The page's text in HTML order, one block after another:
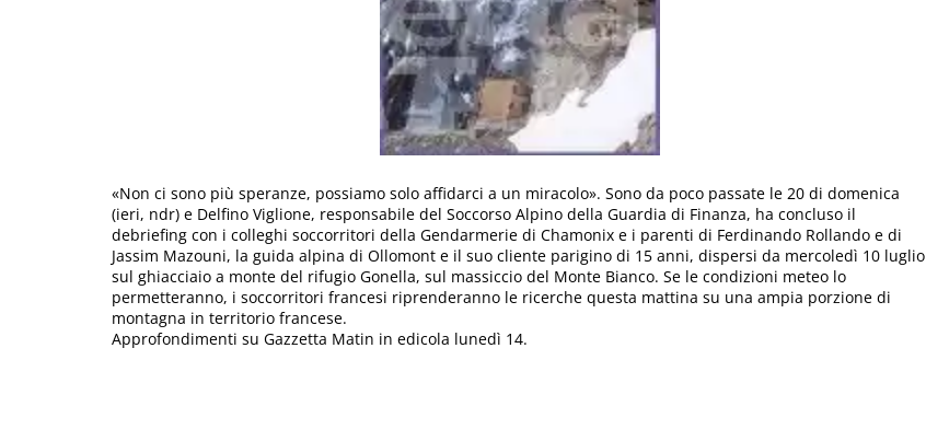
«Non ci sono più speranze, possiamo solo affidarci a un miracolo». Sono da poco passate le 20 di domenica
(ieri, ndr) e Delfino Viglione, responsabile del Soccorso Alpino della Guardia di Finanza, ha concluso il
debriefing con i colleghi soccorritori della Gendarmerie di Chamonix e i parenti di Ferdinando Rollando e di
Jassim Mazouni, la guida alpina di Ollomont e il suo cliente parigino di 15 anni, dispersi da mercoledì 10 luglio
sul ghiacciaio a monte del rifugio Gonella, sul massiccio del Monte Bianco. Se le condizioni meteo lo
permetteranno, i soccorritori francesi riprenderanno le ricerche questa mattina su una ampia porzione di
montagna in territorio francese.
Approfondimenti su Gazzetta Matin in edicola lunedì 14.